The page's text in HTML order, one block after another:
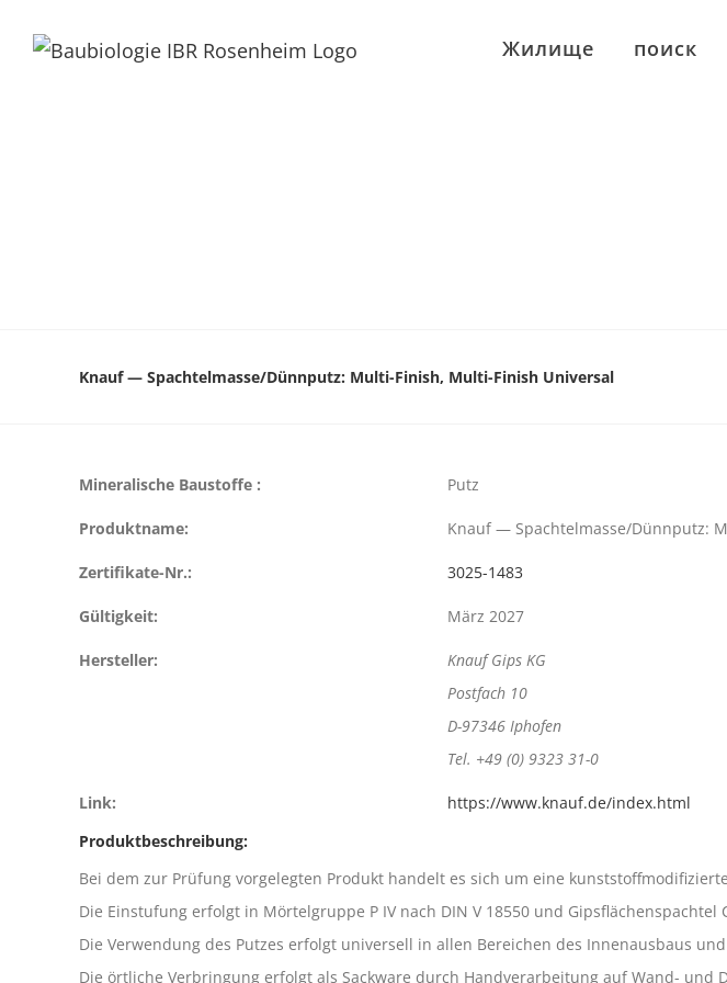
Жилище поиск
Knauf — Spachtelmasse/Dünnputz: Multi-Finish, Multi-Finish Universal
Mineralische Baustoffe : Putz
Produktname: Knauf — Spachtelmasse/Dünnputz:
Zertifikate-Nr.: 3025-1483
Gültigkeit: März 2027
Hersteller:
Knauf Gips KG
Postfach 10
D-97346 Iphofen
Tel. +49 (0) 9323 31-0
Link:
https://www.knauf.de/index.html
Produktbeschreibung:
Bei dem zur Prüfung vorgelegten Produkt handelt es sich um eine
Die Einstufung erfolgt in Mörtelgruppe P IV nach DIN V 18550 und Gipsflächenspachtel
Die Verwendung des Putzes erfolgt universell in allen Bereichen des Innenausbaus
Die örtliche Verbringung erfolgt als Sackware durch Handverarbeitung auf Wand-